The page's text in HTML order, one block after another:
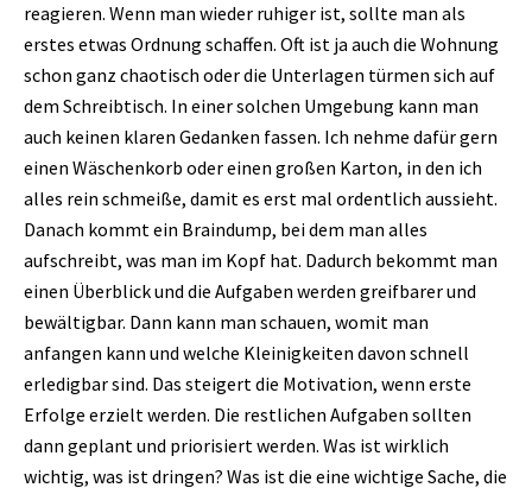
reagieren. Wenn man wieder ruhiger ist, sollte man als
erstes etwas Ordnung schaffen. Oft ist ja auch die Wohnung
schon ganz chaotisch oder die Unterlagen türmen sich auf
dem Schreibtisch. In einer solchen Umgebung kann man
auch keinen klaren Gedanken fassen. Ich nehme dafür gern
einen Wäschenkorb oder einen großen Karton, in den ich
alles rein schmeiße, damit es erst mal ordentlich aussieht.
Danach kommt ein Braindump, bei dem man alles
aufschreibt, was man im Kopf hat. Dadurch bekommt man
einen Überblick und die Aufgaben werden greifbarer und
bewältigbar. Dann kann man schauen, womit man
anfangen kann und welche Kleinigkeiten davon schnell
erledigbar sind. Das steigert die Motivation, wenn erste
Erfolge erzielt werden. Die restlichen Aufgaben sollten
dann geplant und priorisiert werden. Was ist wirklich
wichtig, was ist dringen? Was ist die eine wichtige Sache, die